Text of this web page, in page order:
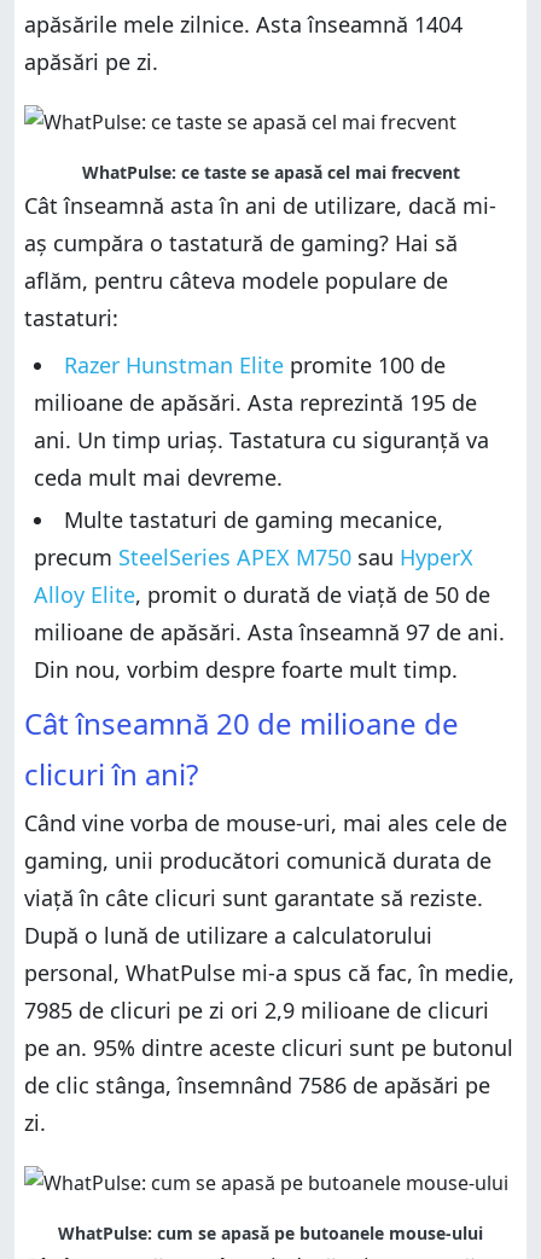
apăsările mele zilnice. Asta înseamnă 1404
apăsări pe zi.
WhatPulse: ce taste se apasă cel mai frecvent
Cât înseamnă asta în ani de utilizare, dacă mi-
aș cumpăra o tastatură de gaming? Hai să
aflăm, pentru câteva modele populare de
tastaturi:
Razer Hunstman Elite promite 100 de
milioane de apăsări. Asta reprezintă 195 de
ani. Un timp uriaș. Tastatura cu siguranță va
ceda mult mai devreme.
Multe tastaturi de gaming mecanice,
precum SteelSeries APEX M750 sau HyperX
Alloy Elite, promit o durată de viață de 50 de
milioane de apăsări. Asta înseamnă 97 de ani.
Din nou, vorbim despre foarte mult timp.
Cât înseamnă 20 de milioane de
clicuri în ani?
Când vine vorba de mouse-uri, mai ales cele de
gaming, unii producători comunică durata de
viață în câte clicuri sunt garantate să reziste.
După o lună de utilizare a calculatorului
personal, WhatPulse mi-a spus că fac, în medie,
7985 de clicuri pe zi ori 2,9 milioane de clicuri
pe an. 95% dintre aceste clicuri sunt pe butonul
de clic stânga, însemnând 7586 de apăsări pe
zi.
WhatPulse: cum se apasă pe butoanele mouse-ului